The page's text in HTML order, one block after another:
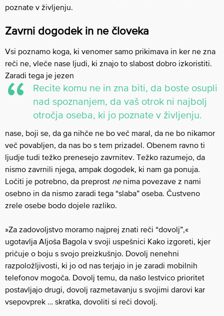
poznate v življenju.
Zavrni dogodek in ne človeka
Vsi poznamo koga, ki venomer samo prikimava in ker ne zna
reči ne, vleče nase ljudi, ki znajo to slabost dobro izkoristiti.
Zaradi tega je jezen
Recite komu ne in zna biti, da boste osupli
nad spoznanjem, da vaš otrok ni najbolj
otročja oseba, ki jo poznate v življenju.
nase, boji se, da ga nihče ne bo več maral, da ne bo nikamor
več povabljen, da nas bo s tem prizadel. Obenem ravno ti
ljudje tudi težko prenesejo zavrnitev. Težko razumejo, da
nismo zavrnili njega, ampak dogodek, ki nam ga ponuja.
Ločiti je potrebno, da preprost nenima povezave z nami
osebno in da nismo zaradi tega “slaba” oseba. Čustveno
zrele osebe bodo dojele razliko.
»Za zadovoljstvo moramo najprej znati reči “dovolj”,«
ugotavlja Aljoša Bagola v svoji uspešnici Kako izgoreti, kjer
pričuje o boju s svojo preizkušnjo. Dovolj nenehni
razpoložljivosti, ki jo od nas terjajo in je zaradi mobilnih
telefonov mogoča. Dovolj temu, da našo lestvico prioritet
postavljajo drugi, dovolj razmetavanju s svojimi darovi kar
vsepovprek … skratka, dovoliti si reči dovolj.